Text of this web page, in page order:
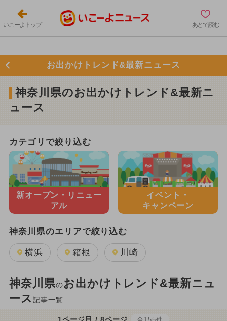
いこーよトップ あとで読む
お出かけトレンド&最新ニュース
神奈川県のお出かけトレンド&最新ニ
ュース
カテゴリで絞り込む
新オープン・ リニュー
アル
イベント・
キャンペーン
神奈川県のエリアで絞り込む
横浜 箱根 川崎
神奈川県のお出かけトレンド&最新ニュ
ース 記事一覧
1ページ目 / 8ページ